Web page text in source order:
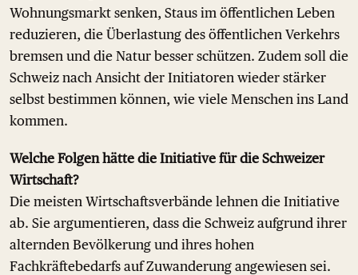
Wohnungsmarkt senken, Staus im öffentlichen Leben
reduzieren, die Überlastung des öffentlichen Verkehrs
bremsen und die Natur besser schützen. Zudem soll die
Schweiz nach Ansicht der Initiatoren wieder stärker
selbst bestimmen können, wie viele Menschen ins Land
kommen.
Welche Folgen hätte die Initiative für die Schweizer
Wirtschaft?
Die meisten Wirtschaftsverbände lehnen die Initiative
ab. Sie argumentieren, dass die Schweiz aufgrund ihrer
alternden Bevölkerung und ihres hohen
Fachkräftebedarfs auf Zuwanderung angewiesen sei.